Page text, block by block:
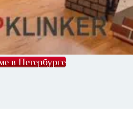
в Петербурге